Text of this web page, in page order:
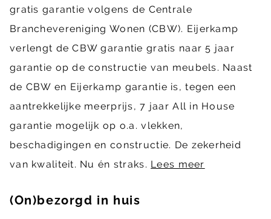
gratis garantie volgens de Centrale
Branchevereniging Wonen (CBW). Eijerkamp
verlengt de CBW garantie gratis naar 5 jaar
garantie op de constructie van meubels. Naast
de CBW en Eijerkamp garantie is, tegen een
aantrekkelijke meerprijs, 7 jaar All in House
garantie mogelijk op o.a. vlekken,
beschadigingen en constructie. De zekerheid
van kwaliteit. Nu én straks. Lees meer
(On)bezorgd in huis